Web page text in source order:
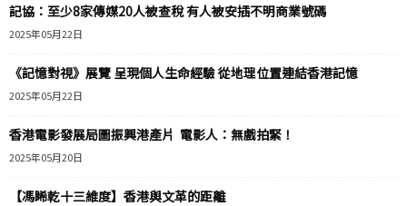
記協：至少8家傳媒20人被查稅 有人被安插不明商業號碼
2025年05月22日
《記憶對視》展覽 呈現個人生命經驗 從地理位置連結香港記憶
2025年05月22日
香港電影發展局圖振興港產片 電影人：無戲拍緊！
2025年05月20日
【馮睎乾十三維度】香港與文革的距離